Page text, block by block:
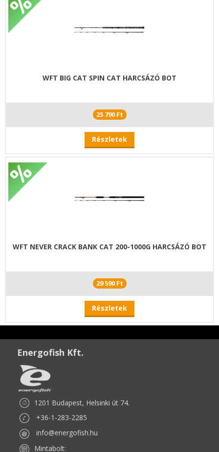
WFT BIG CAT SPIN CAT HARCSÁZÓ BOT
25 790 Ft
Részletek
WFT NEVER CRACK BANK CAT 200-1000G HARCSÁZÓ BOT
29 590 Ft
Részletek
Energofish Kft.
1201 Budapest, Helsinki út 74.
+36-1-283-2285
info@energofish.hu
Mintabolt: